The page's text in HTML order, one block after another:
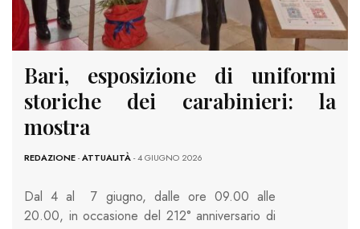
Bari, esposizione di uniformi
storiche dei carabinieri: la
mostra
REDAZIONE-ATTUALITÀ- 4 GIUGNO 2026
Dal 4 al 7 giugno, dalle ore 09.00 alle
20.00, in occasione del 212° anniversario di